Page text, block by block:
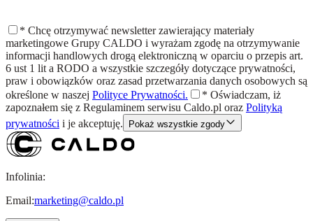
* Chcę otrzymywać newsletter zawierający materiały
marketingowe Grupy CALDO i wyrażam zgodę na otrzymywanie
informacji handlowych drogą elektroniczną w oparciu o przepis art.
6 ust 1 lit a RODO a wszystkie szczegóły dotyczące prywatności,
praw i obowiązków oraz zasad przetwarzania danych osobowych są
określone w naszej Polityce Prywatności. * Oświadczam, iż
zapoznałem się z Regulaminem serwisu Caldo.pl oraz Polityką
prywatności i je akceptuję. Pokaż wszystkie zgody
Infolinia:
Email:marketing@caldo.pl